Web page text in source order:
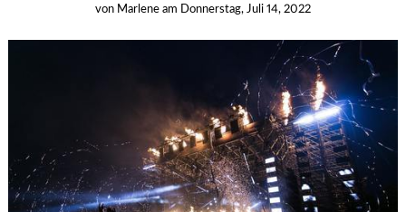
von Marlene am Donnerstag, Juli 14, 2022